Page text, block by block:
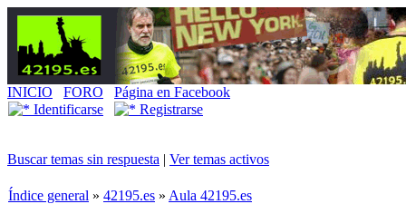
INICIO FORO
Página en Facebook
Identificarse
Registrarse
Buscar temas sin respuesta | Ver temas activos
Índice general » 42195.es » Aula 42195.es